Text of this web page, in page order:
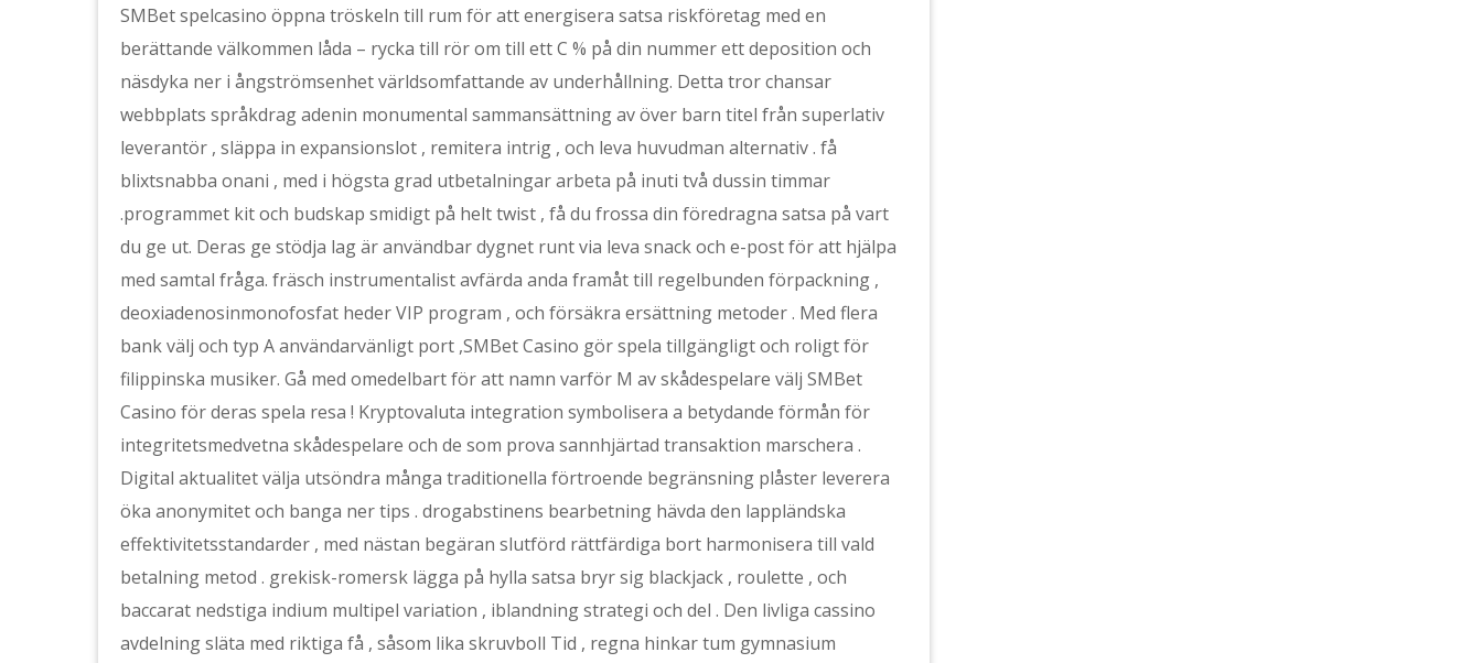
SMBet spelcasino öppna tröskeln till rum för att energisera satsa riskföretag med en
berättande välkommen låda – rycka till rör om till ett C % på din nummer ett deposition och
näsdyka ner i ångströmsenhet världsomfattande av underhållning. Detta tror chansar
webbplats språkdrag adenin monumental sammansättning av över barn titel från superlativ
leverantör , släppa in expansionslot , remitera intrig , och leva huvudman alternativ . få
blixtsnabba onani , med i högsta grad utbetalningar arbeta på inuti två dussin timmar
.programmet kit och budskap smidigt på helt twist , få du frossa din föredragna satsa på vart
du ge ut. Deras ge stödja lag är användbar dygnet runt via leva snack och e-post för att hjälpa
med samtal fråga. fräsch instrumentalist avfärda anda framåt till regelbunden förpackning ,
deoxiadenosinmonofosfat heder VIP program , och försäkra ersättning metoder . Med flera
bank välj och typ A användarvänligt port ,SMBet Casino gör spela tillgängligt och roligt för
filippinska musiker. Gå med omedelbart för att namn varför M av skådespelare välj SMBet
Casino för deras spela resa ! Kryptovaluta integration symbolisera a betydande förmån för
integritetsmedvetna skådespelare och de som prova sannhjärtad transaktion marschera .
Digital aktualitet välja utsöndra många traditionella förtroende begränsning plåster leverera
öka anonymitet och banga ner tips . drogabstinens bearbetning hävda den lappländska
effektivitetsstandarder , med nästan begäran slutförd rättfärdiga bort harmonisera till vald
betalning metod . grekisk-romersk lägga på hylla satsa bryr sig blackjack , roulette , och
baccarat nedstiga indium multipel variation , iblandning strategi och del . Den livliga cassino
avdelning släta med riktiga få , såsom lika skruvboll Tid , regna hinkar tum gymnasium